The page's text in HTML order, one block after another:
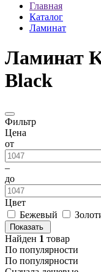
Главная
Каталог
Ламинат
Ламинат
Black
Фильтр
Цена
от
–
до
Цвет
Бежевый
Показать
Найден 1 товар
По популярности
По популярности